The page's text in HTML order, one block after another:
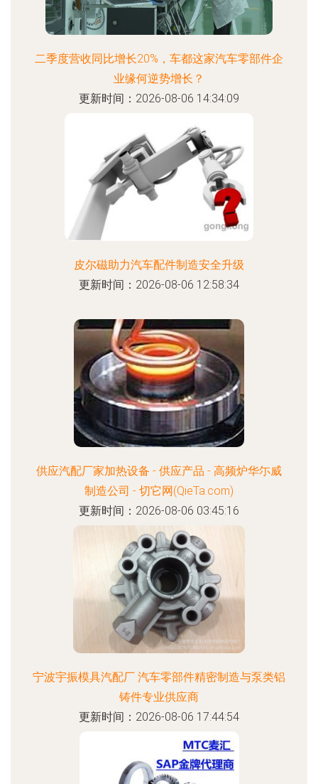
二季度营收同比增长20%，车都这家汽车零部件企
业缘何逆势增长？
更新时间：2026-08-06 14:34:09
皮尔磁助力汽车配件制造安全升级
更新时间：2026-08-06 12:58:34
供应汽配厂家加热设备 - 供应产品 - 高频炉华尓威
制造公司 - 切它网(QieTa.com)
更新时间：2026-08-06 03:45:16
宁波宇振模具汽配厂 汽车零部件精密制造与泵类铝
铸件专业供应商
更新时间：2026-08-06 17:44:54